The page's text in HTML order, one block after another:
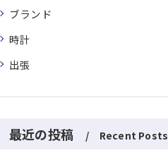
ブランド
時計
出張
最近の投稿 Recent Posts